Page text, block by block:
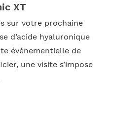
XT
sur votre prochaine
d’acide hyaluronique
événementielle de
une visite s’impose